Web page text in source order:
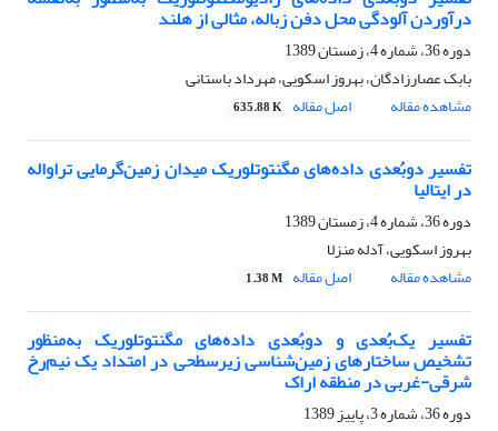
درآوردن آلودگی محل دفن زباله، مثالی از هلند
دوره 36، شماره 4، زمستان 1389
بابک عصارزادگان، بهروز اسکویی، مهرداد باستانی
مشاهده مقاله
اصل مقاله 635.88 K
تفسیر دوبُعدی داده‌های مگنتوتلوریک میدان زمین‌گرمایی تراواله
در ایتالیا
دوره 36، شماره 4، زمستان 1389
بهروز اسکویی، آدله منزلا
مشاهده مقاله
اصل مقاله 1.38 M
تفسیر یک‌بُعدی و دوبُعدی داده‌های مگنتوتلوریک به‌منظور
تشخیص ساختارهای زمین‌شناسی زیرسطحی در امتداد یک نیم‌رخ
شرقی-غربی در منطقه اراک
دوره 36، شماره 3، پاییز 1389